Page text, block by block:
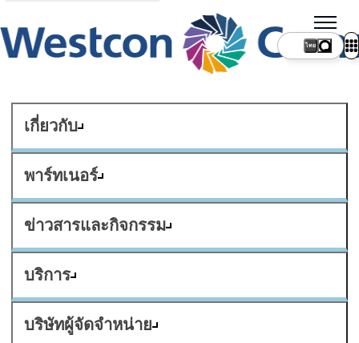
เกี่ยวกับ
พาร์ทเนอร์
ข่าวสารและกิจกรรม
บริการ
บริษัทผู้จัดจำหน่าย
ไทย